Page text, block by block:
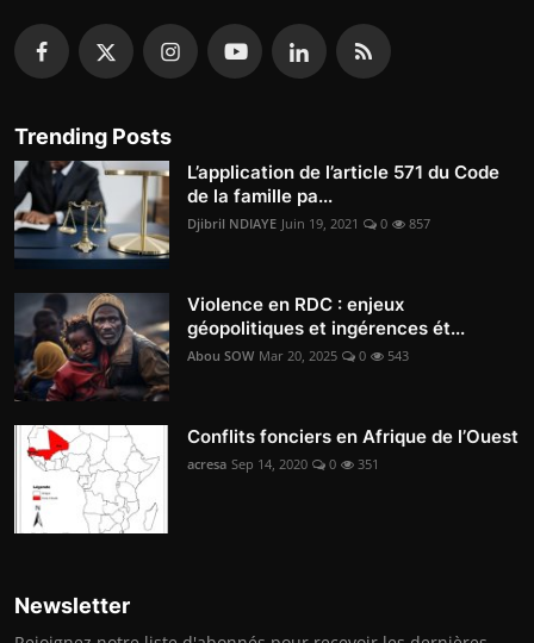
Trending Posts
L’application de l’article 571 du Code
de la famille pa...
Djibril NDIAYE Juin 19, 2021 0 857
Violence en RDC : enjeux
géopolitiques et ingérences ét...
Abou SOW Mar 20, 2025 0 543
Conflits fonciers en Afrique de l’Ouest
acresa Sep 14, 2020 0 351
Newsletter